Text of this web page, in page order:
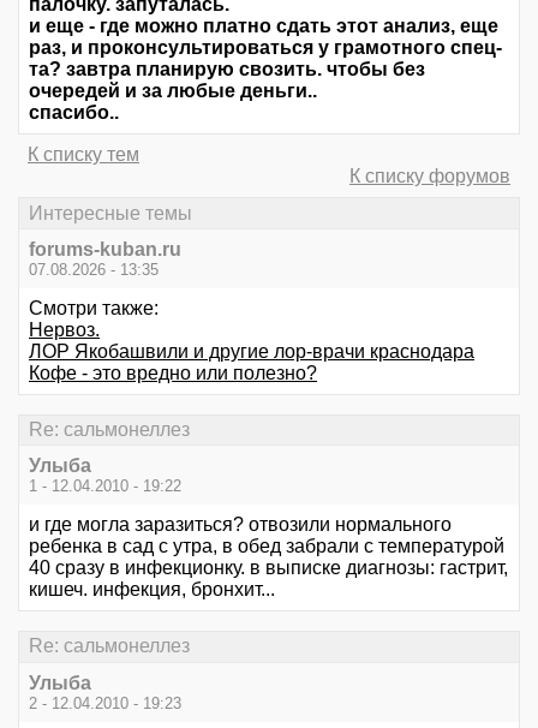
палочку. запуталась.
и еще - где можно платно сдать этот анализ, еще
раз, и проконсультироваться у грамотного спец-
та? завтра планирую свозить. чтобы без
очередей и за любые деньги..
спасибо..
К списку тем
К списку форумов
Интересные темы
forums-kuban.ru
07.08.2026 - 13:35
Смотри также:
Нервоз.
ЛОР Якобашвили и другие лор-врачи краснодара
Кофе - это вредно или полезно?
Re: сальмонеллез
Улыба
1 - 12.04.2010 - 19:22
и где могла заразиться? отвозили нормального
ребенка в сад с утра, в обед забрали с температурой
40 сразу в инфекционку. в выписке диагнозы: гастрит,
кишеч. инфекция, бронхит...
Re: сальмонеллез
Улыба
2 - 12.04.2010 - 19:23